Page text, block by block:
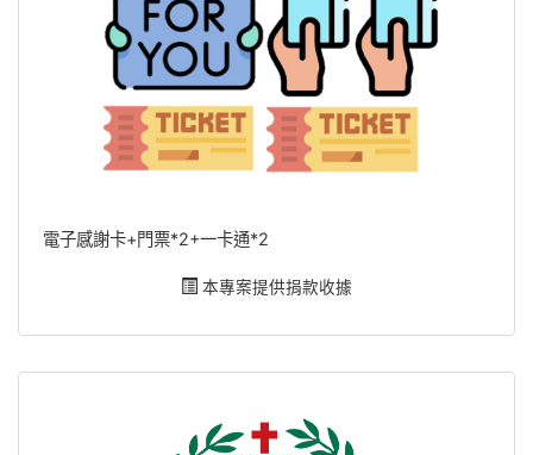
電子感謝卡+門票*2+一卡通*2
本專案提供捐款收據